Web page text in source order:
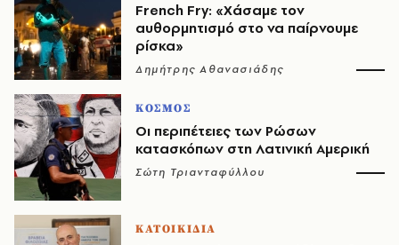
French Fry: «Χάσαμε τον
αυθορμητισμό στο να παίρνουμε
ρίσκα»
Δημήτρης Αθανασιάδης
ΚΟΣΜΟΣ
Οι περιπέτειες των Ρώσων
κατασκόπων στη Λατινική Αμερική
Σώτη Τριανταφύλλου
ΚΑΤΟΙΚΙΔΙΑ